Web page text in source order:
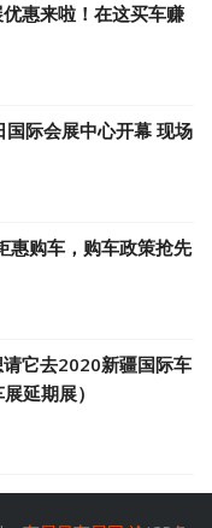
惠来啦！在这买车赚
际会展中心开幕 现场
惠购车，购车政策抢先
它去2020新疆国际车
延期展）